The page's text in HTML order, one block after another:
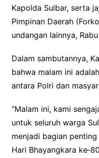
Kapolda Sulbar, serta
Pimpinan Daerah
undangan lainnya,
Dalam sambutannya,
bahwa malam ini
antara Polri dan
“Malam ini, kami
untuk seluruh warga
menjadi bagian
Hari Bhayangkara